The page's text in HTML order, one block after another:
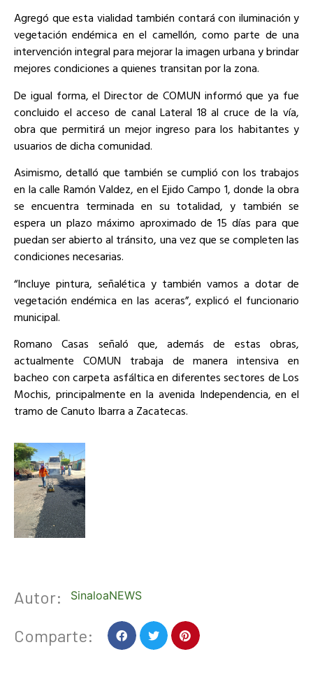
Agregó que esta vialidad también contará con iluminación y
vegetación endémica en el camellón, como parte de una
intervención integral para mejorar la imagen urbana y brindar
mejores condiciones a quienes transitan por la zona.
De igual forma, el Director de COMUN informó que ya fue
concluido el acceso de canal Lateral 18 al cruce de la vía,
obra que permitirá un mejor ingreso para los habitantes y
usuarios de dicha comunidad.
Asimismo, detalló que también se cumplió con los trabajos
en la calle Ramón Valdez, en el Ejido Campo 1, donde la obra
se encuentra terminada en su totalidad, y también se
espera un plazo máximo aproximado de 15 días para que
puedan ser abierto al tránsito, una vez que se completen las
condiciones necesarias.
“Incluye pintura, señalética y también vamos a dotar de
vegetación endémica en las aceras”, explicó el funcionario
municipal.
Romano Casas señaló que, además de estas obras,
actualmente COMUN trabaja de manera intensiva en
bacheo con carpeta asfáltica en diferentes sectores de Los
Mochis, principalmente en la avenida Independencia, en el
tramo de Canuto Ibarra a Zacatecas.
Autor: SinaloaNEWS
Comparte: